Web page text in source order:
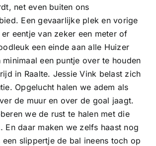
net even buiten ons
Een gevaarlijke plek en vorige
eentje van zeker een meter of
een einde aan alle Huizer
een puntje over te houden
in Raalte. Jessie Vink belast zich
Opgelucht halen we adem als
de muur en over de goal jaagt.
we de rust te halen met die
En daar maken we zelfs haast nog
een slippertje de bal ineens toch op